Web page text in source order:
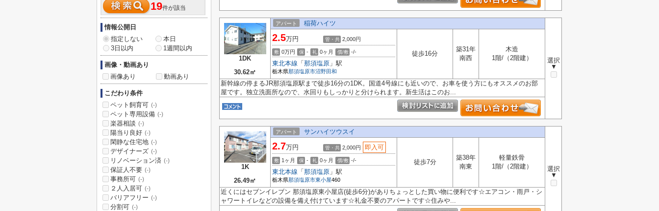
1DK
30.62㎡
アパート 稲荷ハイツ
選択
▼
2.5万円 管・共 2,000円
敷 0万円 保 - 礼 0ヶ月 償/敷 -/-
東北本線 「 那須塩原 」駅
栃木県那須塩原市沼野田和
徒歩16分
築31年
南西
木造
1階/（2階建）
新幹線の停まるJR那須塩原駅まで徒歩16分の1DK。国道4号線にも近いので、お車を使う方にもオススメのお部
屋です。独立洗面所なので、水回りもしっかりと分けられます。新生活はこのお...
1K
26.49㎡
アパート サンハイツウスイ
選択
▼
2.7万円 管・共 2,000円 即入可
敷 1ヶ月 保 - 礼 0ヶ月 償/敷 -/-
東北本線 「 那須塩原 」駅
栃木県那須塩原市東小屋460
徒歩7分
築38年
南東
軽量鉄骨
1階/（2階建）
近くにはセブンイレブン 那須塩原東小屋店(徒歩6分)がありちょっとした買い物に便利です☆エアコン・雨戸・シ
ャワートイレなどの設備を備え付けています☆礼金不要のアパートです☆住みや...
19件が該当
情報公開日
指定しない
本日
3日以内
1週間以内
画像・動画あり
画像あり
動画あり
こだわり条件
ペット飼育可 (-)
ペット専用設備 (-)
楽器相談 (-)
陽当り良好 (-)
閑静な住宅地 (-)
デザイナーズ (-)
リノベーション済 (-)
保証人不要 (-)
事務所可 (-)
２人入居可 (-)
バリアフリー (-)
分割可 (-)